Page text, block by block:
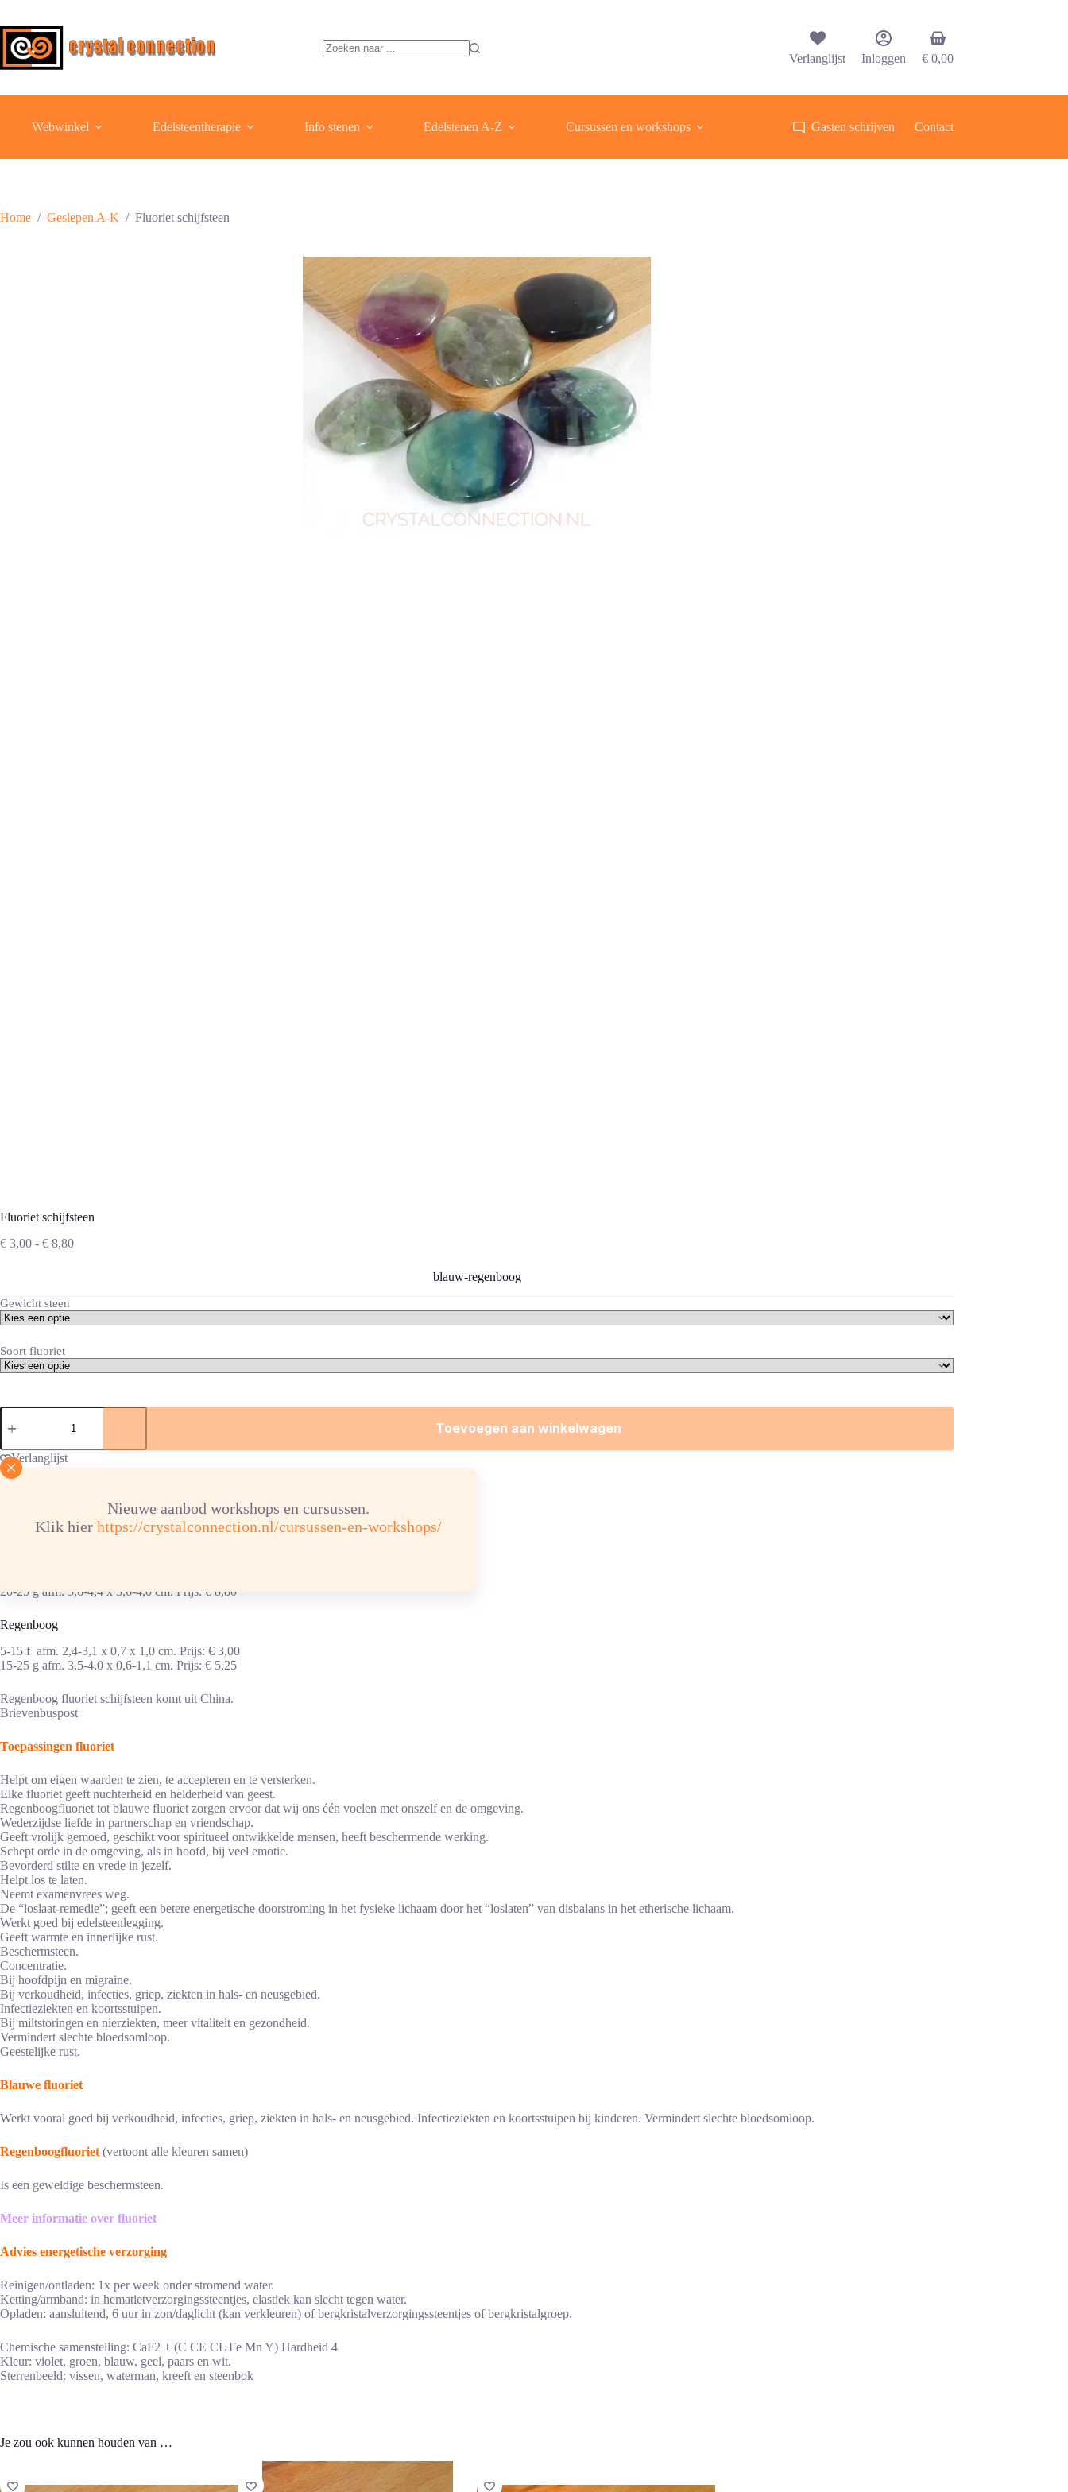
de
inhoud
Nieuwe aanbod workshops en cursussen.
Klik hier https://crystalconnection.nl/cursussen-en-workshops/
Verlanglijst Inloggen
Winkelwagen
€ 0,00
Webwinkel Edelsteentherapie Info stenen Edelstenen A-Z Cursussen en workshops Gasten schrijven Contact
Home / Geslepen A-K / Fluoriet schijfsteen
Fluoriet schijfsteen
€ 3,00 - € 8,80Prijsklasse:
blauw-regenboog
Gewicht steen
Soort fluoriet
Fluoriet
schijfsteen
Toevoegen aan winkelwagen
Verlanglijst
Fluoriet schijfsteen is er in verschillende varianten.
20-25 g afm. 3,6-4,4 x 3,6-4,0 cm. Prijs: € 8,80
Regenboog
5-15 f afm. 2,4-3,1 x 0,7 x 1,0 cm. Prijs: € 3,00
15-25 g afm. 3,5-4,0 x 0,6-1,1 cm. Prijs: € 5,25
Regenboog fluoriet schijfsteen komt uit China.
Brievenbuspost
Toepassingen fluoriet
Helpt om eigen waarden te zien, te accepteren en te versterken.
Elke fluoriet geeft nuchterheid en helderheid van geest.
Regenboogfluoriet tot blauwe fluoriet zorgen ervoor dat wij ons één voelen met onszelf en de omgeving.
Wederzijdse liefde in partnerschap en vriendschap.
Geeft vrolijk gemoed, geschikt voor spiritueel ontwikkelde mensen, heeft beschermende werking.
Schept orde in de omgeving, als in hoofd, bij veel emotie.
Bevorderd stilte en vrede in jezelf.
Helpt los te laten.
Neemt examenvrees weg.
De “loslaat-remedie”; geeft een betere energetische doorstroming in het fysieke lichaam door het “loslaten” van disbalans in het etherische lichaam.
Werkt goed bij edelsteenlegging.
Geeft warmte en innerlijke rust.
Beschermsteen.
Concentratie.
Bij hoofdpijn en migraine.
Bij verkoudheid, infecties, griep, ziekten in hals- en neusgebied.
Infectieziekten en koortsstuipen.
Bij miltstoringen en nierziekten, meer vitaliteit en gezondheid.
Vermindert slechte bloedsomloop.
Geestelijke rust.
Blauwe fluoriet
Werkt vooral goed bij verkoudheid, infecties, griep, ziekten in hals- en neusgebied. Infectieziekten en koortsstuipen bij kinderen. Vermindert slechte bloedsomloop.
Regenboogfluoriet (vertoont alle kleuren samen)
Is een geweldige beschermsteen.
Meer informatie over fluoriet
Advies energetische verzorging
Reinigen/ontladen: 1x per week onder stromend water.
Ketting/armband: in hematietverzorgingssteentjes, elastiek kan slecht tegen water.
Opladen: aansluitend, 6 uur in zon/daglicht (kan verkleuren) of bergkristalverzorgingssteentjes of bergkristalgroep.
Chemische samenstelling: CaF2 + (C CE CL Fe Mn Y) Hardheid 4
Kleur: violet, groen, blauw, geel, paars en wit.
Sterrenbeeld: vissen, waterman, kreeft en steenbok
Je zou ook kunnen houden van …